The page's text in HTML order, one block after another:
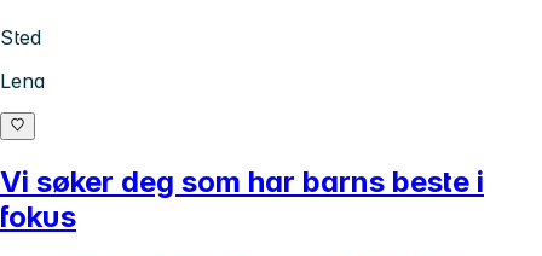
Sted
Lena
Vi søker deg som har barns beste i
fokus